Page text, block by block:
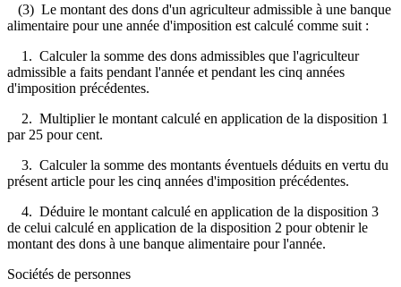
(3) Le montant des dons d'un agriculteur admissible à une banque
alimentaire pour une année d'imposition est calculé comme suit :
1. Calculer la somme des dons admissibles que l'agriculteur
admissible a faits pendant l'année et pendant les cinq années
d'imposition précédentes.
2. Multiplier le montant calculé en application de la disposition 1
par 25 pour cent.
3. Calculer la somme des montants éventuels déduits en vertu du
présent article pour les cinq années d'imposition précédentes.
4. Déduire le montant calculé en application de la disposition 3
de celui calculé en application de la disposition 2 pour obtenir le
montant des dons à une banque alimentaire pour l'année.
Sociétés de personnes